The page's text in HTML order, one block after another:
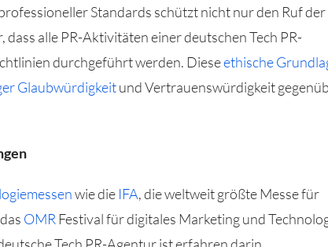
Standards schützt nicht nur den Ruf der
alle PR-Aktivitäten einer deutschen Tech PR-
durchgeführt werden. Dieseethische
Glaubwürdigkeitund Vertrauenswürdigkeit
wie die IFA, die weltweit größte Messe für
OMR Festival für digitales Marketing und